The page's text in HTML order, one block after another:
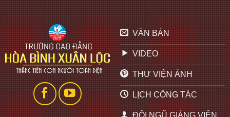
VĂN BẢN
VIDEO
THƯ VIỆN ẢNH
LỊCH CÔNG TÁC
ĐỘI NGŨ GIẢNG VIÊN